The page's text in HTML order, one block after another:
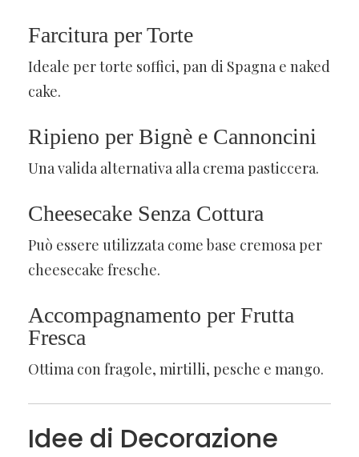
Farcitura per Torte
Ideale per torte soffici, pan di Spagna e naked
cake.
Ripieno per Bignè e Cannoncini
Una valida alternativa alla crema pasticcera.
Cheesecake Senza Cottura
Può essere utilizzata come base cremosa per
cheesecake fresche.
Accompagnamento per Frutta
Fresca
Ottima con fragole, mirtilli, pesche e mango.
Idee di Decorazione